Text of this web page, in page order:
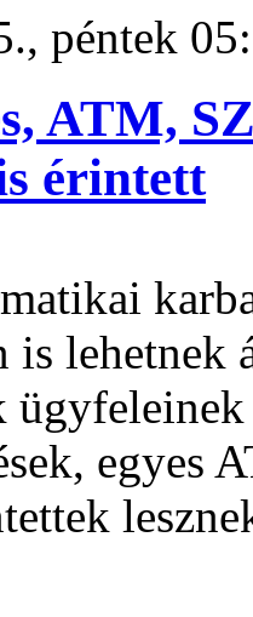
péntek
ATM,
érintett
is lehetnek
egyes